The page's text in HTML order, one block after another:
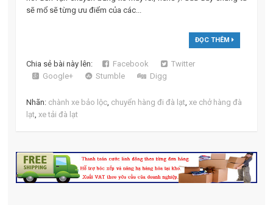
sẽ mổ sẽ từng ưu điểm của các...
ĐỌC THÊM
Chia sẻ bài này lên: Facebook
Twitter
Google+
Stumble Digg
Nhãn: chành xe bảo lộc chuyển hàng đi đà lạt ,xe chở hàng đà
lạt ,xe tải đà lạt